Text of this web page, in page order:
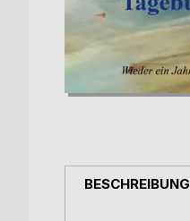
BESCHREIBUNG